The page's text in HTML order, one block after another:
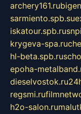
archery161.ru
sarmiento.spb.su
iskatour.spb.ru
krygeva-spa.ru
hl-beta.spb.ru
epoha-
dieselvostok.ru
regsmi.ru
h2o-salon.ru